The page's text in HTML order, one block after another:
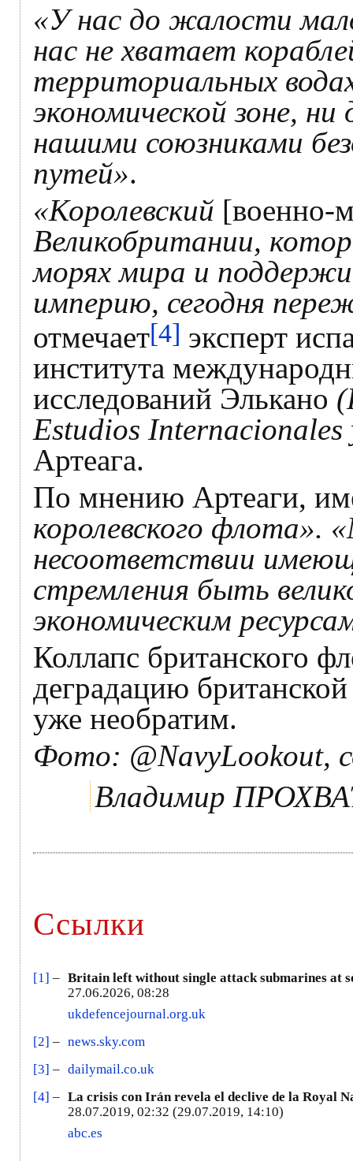
«У нас до жалости
нас не хватает
территориальных
экономической зоне, ни
нашими союзниками
путей».
«Королевский [военно-
Великобритании,
морях мира и
империю, сегодня
отмечает[4] эксперт
института
исследований Элькано
Estudios Internacionales
Артеага.
По мнению Артеаги,
королевского
несоответствии
стремления быть
экономическим
Коллапс британского
деградацию
уже необратим.
Фото: @NavyLookout,
Владимир
Ссылки
[1] – Britain left without single attack submarines at
27.06.2026, 08:28
ukdefencejournal.org.uk
[2] – news.sky.com
[3] – dailymail.co.uk
[4] – La crisis con Irán revela el declive de la Royal
28.07.2019, 02:32 (29.07.2019, 14:10)
abc.es